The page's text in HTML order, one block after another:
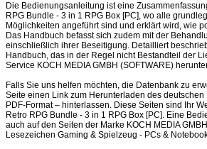
Die Bedienungsanleitung ist eine
RPG Bundle - 3 in 1 RPG Box [PC], wo alle
Möglichkeiten angeführt sind und erklärt wird, wie
Das Handbuch befasst sich zudem mit der
einschließlich ihrer Beseitigung. Detailliert
Handbuch, das in der Regel nicht Bestandteil der
Service KOCH MEDIA GMBH (SOFTWARE)
Falls Sie uns helfen möchten, die Datenbank zu
Seite einen Link zum Herunterladen des
PDF-Format – hinterlassen. Diese Seiten sind Ihr
Retro RPG Bundle - 3 in 1 RPG Box [PC]. Eine
auch auf den Seiten der Marke KOCH MEDIA
Lesezeichen Gaming & Spielzeug - PCs &